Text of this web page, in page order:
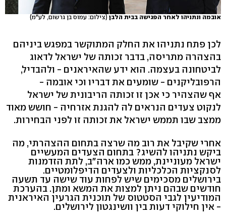
אובמה ונתניהו לאחר הפגישה בבית הלבן (צילום: עמוס בן גרשום, לע"מ)
לכן פתח נתניהו את החלק המתוקשר במפגש ביניהם
בהצהרה מתריסה, בדבר זכותה של ישראל לדאוג
לביטחונה בעצמה. הוא ידע שהאיראנים - ולהבדיל,
הרפובליקנים - שומעים את דבריו וכי אובמה -
אף שהצהיר כי אכן זו זכותה הריבונית של ישראל
לנקוט צעדים הנראים לה להגנת אזרחיה - חושש מאוד
ממצב שבו תממש ישראל את זכותה זו לפני הבחירות.
אחרי שקיבל את רוב מה שרצה בתחום ההצהרתי, מה
ביקש נתניהו להשיג? בתחום הצעדים המעשיים
ישראל מעוניינת, ממש כמו ארה"ב, לתת הזדמנות
לסנקציות הכלכליות ולצעדים הדיפלומטיים.
בירושלים מסכימים שיש לפחות עוד שישה עד תשעה
חודשים שבהם ניתן למצות את המשא ומתן. בהערכת
המודיעין לגבי הסטטוס של תוכנית הגרעין האיראנית
- אין חילוקי דעות בין וושינגטון לירושלים.